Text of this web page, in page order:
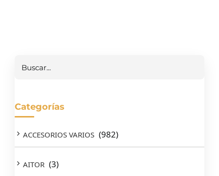
Categorías
ACCESORIOS VARIOS (982)
AITOR (3)